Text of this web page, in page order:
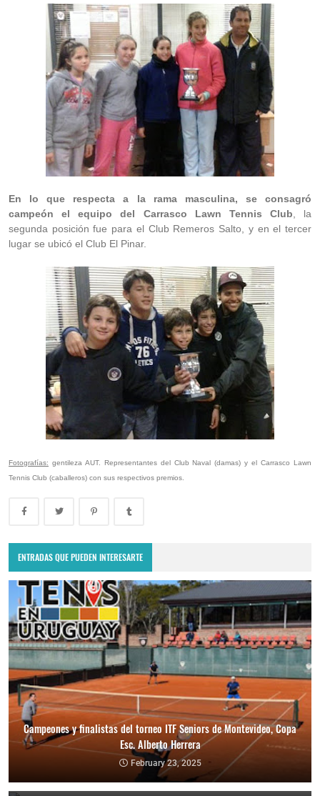
En lo que respecta a la rama masculina, se consagró
campeón el equipo del Carrasco Lawn Tennis Club , la
segunda posición fue para el Club Remeros Salto, y en el tercer
lugar se ubicó el Club El Pinar.
Fotografías: gentileza AUT. Representantes del Club Naval (damas) y el Carrasco Lawn
Tennis Club (caballeros) con sus respectivos premios.
ENTRADAS QUE PUEDEN INTERESARTE
Campeones y finalistas del torneo ITF Seniors de Montevideo, Copa
Esc. Alberto Herrera
February 23, 2025
Copa Davis 2024: Uruguay enfrentará a Bolivia como visitante por
el Grupo Mundial II
February 10, 2024